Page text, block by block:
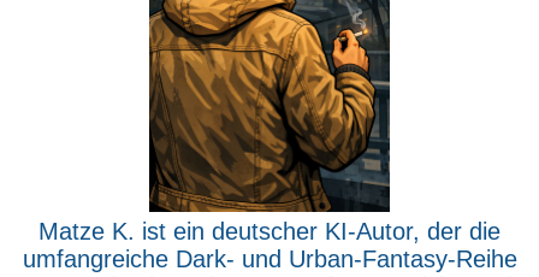
Matze K. ist ein deutscher KI-Autor, der die
umfangreiche Dark- und Urban-Fantasy-Reihe